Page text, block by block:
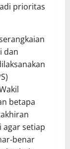
prioritas
dan
betapa
agar setiap
benar